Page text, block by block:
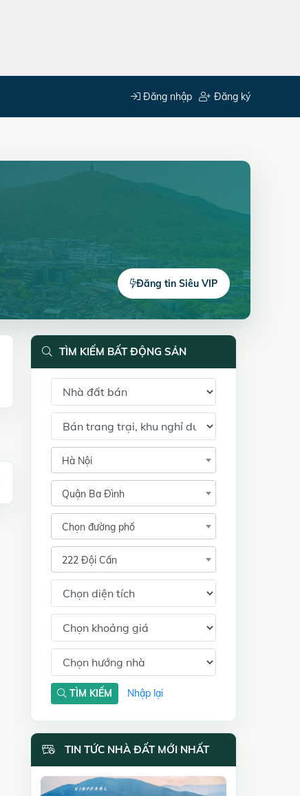
Đăng nhập Đăng ký
Đăng tin Siêu VIP
TÌM KIẾM BẤT ĐỘNG SẢN
Hà Nội
Quận Ba Đình
Chọn đường phố
222 Đội Cấn
TÌM KIẾM Nhập lại
TIN TỨC NHÀ ĐẤT MỚI NHẤT